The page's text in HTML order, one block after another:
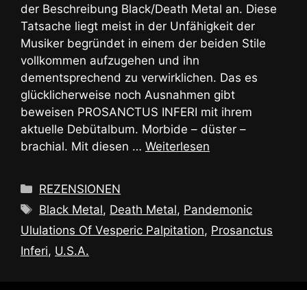
der Beschreibung Black/Death Metal an. Diese
Tatsache liegt meist in der Unfähigkeit der
Musiker begründet in einem der beiden Stile
vollkommen aufzugehen und ihn
dementsprechend zu verwirklichen. Das es
glücklicherweise noch Ausnahmen gibt
beweisen PROSANCTUS INFERI mit ihrem
aktuelle Debütalbum. Morbide – düster –
brachial. Mit diesen … Weiterlesen
Kategorien
REZENSIONEN
Schlagwörter
Black Metal, Death Metal, Pandemonic
Ululations Of Vesperic Palpitation, Prosanctus
Inferi, U.S.A.